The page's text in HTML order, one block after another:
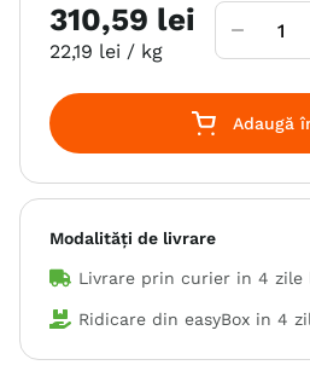
10. recompense caini
310,59 lei
22,19 lei / kg
Adaugă
Modalități de livrare
Livrare prin curier in 4 zile
Ridicare din easyBox in 4